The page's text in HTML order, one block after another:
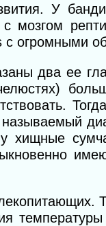
У
мозгом
огромными
два ее
хищные